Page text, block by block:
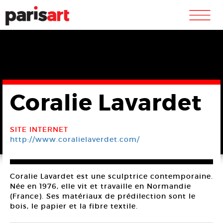
m
Coralie Lavardet
SITE INTERNET
http://www.coralielaverdet.com/
Coralie Lavardet est une sculptrice contemporaine.
Née en 1976, elle vit et travaille en Normandie
(France). Ses matériaux de prédilection sont le
bois, le papier et la fibre textile.